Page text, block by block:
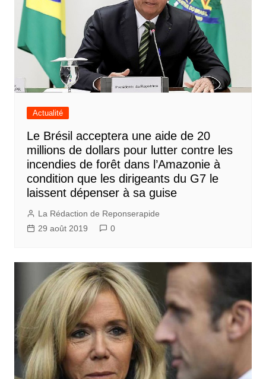
Actualité
Le Brésil acceptera une aide de 20
millions de dollars pour lutter contre les
incendies de forêt dans l’Amazonie à
condition que les dirigeants du G7 le
laissent dépenser à sa guise
La Rédaction de Reponserapide
29 août 2019
0